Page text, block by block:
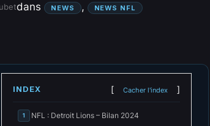
dans NEWS , NEWS NFL
INDEX Cacher l'index
1 NFL : Detroit Lions – Bilan 2024